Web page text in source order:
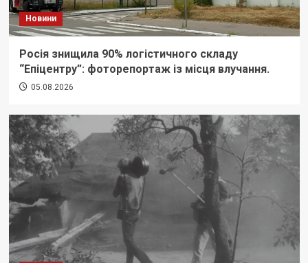
Новини
Росія знищила 90% логістичного складу
“Епіцентру”: фоторепортаж із місця влучання.
05.08.2026